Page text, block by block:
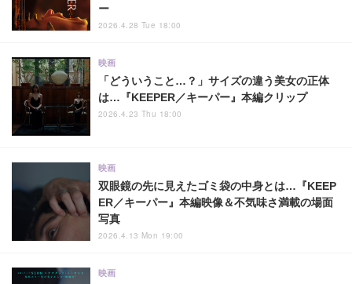
ー
2026.4.28 Tue 18:00
「どういうこと…？」サイズの違う美女の正体
は…『KEEPER／キーパー』本編クリップ
映画
2026.4.23 Thu 18:00
双眼鏡の先に見えたゴミ袋の中身とは…『KEEP
ER／キーパー』本編映像＆不気味さ満載の場面
写真
映画
2026.4.13 Mon 19:00
映画